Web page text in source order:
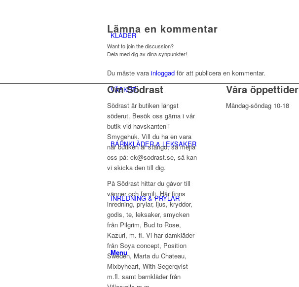
KLÄDER
VÄSKOR
BARNKLÄDER & LEKSAKER
INREDNING & PRYLAR
Menu
Lämna en kommentar
Want to join the discussion?
Dela med dig av dina synpunkter!
Du måste vara inloggad för att publicera en kommentar.
Om Södrast
Södrast är butiken längst
söderut. Besök oss gärna i vår
butik vid havskanten i
Smygehuk. Vill du ha en vara
när butiken är stängd, så mejla
oss på: ck@sodrast.se, så kan
vi skicka den till dig.
På Södrast hittar du gåvor till
vänner och familj. Här finns
inredning, prylar, ljus, kryddor,
godis, te, leksaker, smycken
från Pilgrim, Bud to Rose,
Kazuri, m. fl. Vi har damkläder
från Soya concept, Position
Sweden, Marta du Chateau,
Mixbyheart, With Segerqvist
m.fl. samt barnkläder från
Våra öppettider
Måndag-söndag 10-18